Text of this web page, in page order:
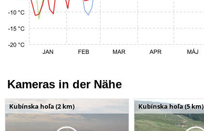
Kameras in der Nähe
Kubínska hoľa (2 km) Kubínska hoľa (5 km)